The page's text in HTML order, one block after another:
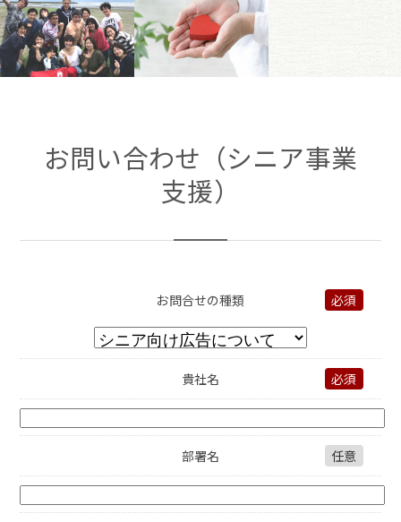
お問い合わせ（シニア事業
支援）
お問合せの種類 必須
貴社名 必須
部署名 任意